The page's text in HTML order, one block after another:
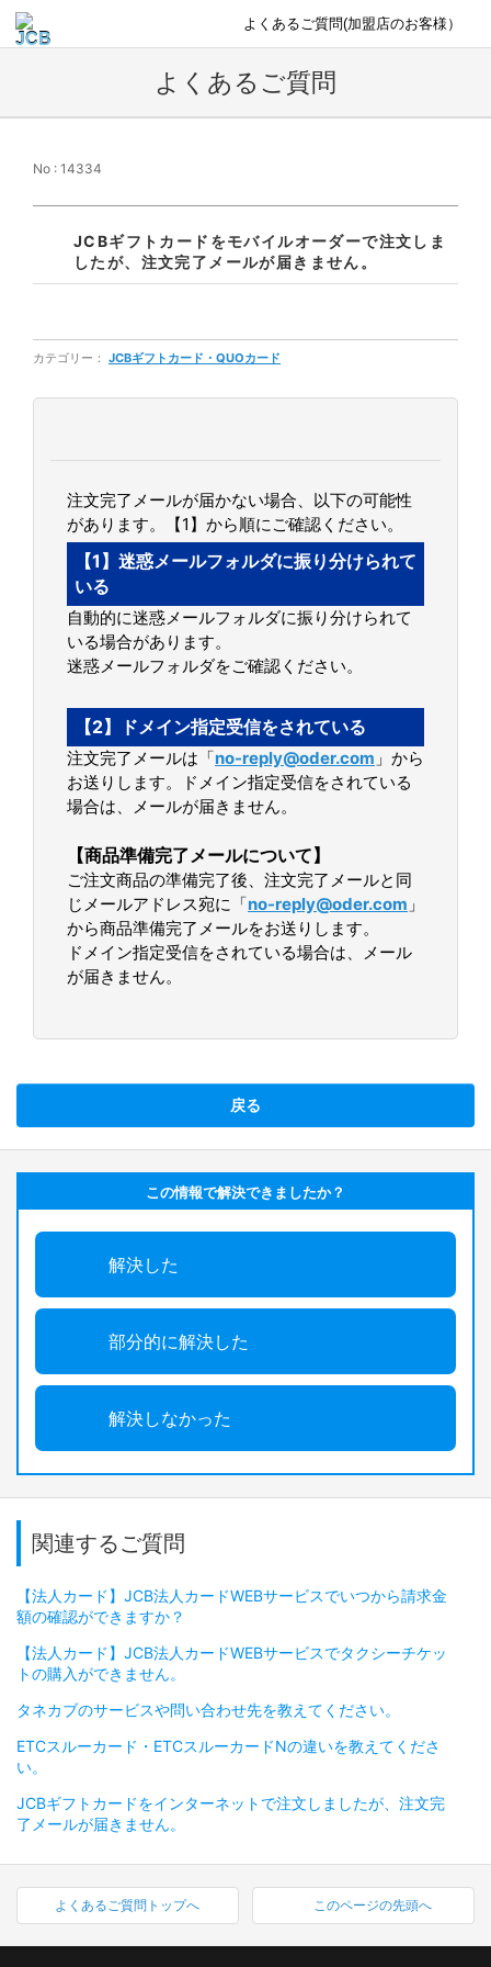
よくあるご質問(加盟店のお客様）
よくあるご質問
No : 14334
JCBギフトカードをモバイルオーダーで注文しま
したが、注文完了メールが届きません。
カテゴリー： JCBギフトカード・QUOカード
注文完了メールが届かない場合、以下の可能性
があります。【1】から順にご確認ください。
【1】迷惑メールフォルダに振り分けられて
いる
自動的に迷惑メールフォルダに振り分けられて
いる場合があります。
迷惑メールフォルダをご確認ください。
【2】ドメイン指定受信をされている
注文完了メールは「no-reply@oder.com 」から
お送りします。ドメイン指定受信をされている
場合は、メールが届きません。
【商品準備完了メールについて】
ご注文商品の準備完了後、注文完了メールと同
じメールアドレス宛に「no-reply@oder.com 」
から商品準備完了メールをお送りします。
ドメイン指定受信をされている場合は、メール
が届きません。
戻る
この情報で解決できましたか？
解決した
部分的に解決した
解決しなかった
関連するご質問
【法人カード】JCB法人カードWEBサービスでいつから請求金
額の確認ができますか？
【法人カード】JCB法人カードWEBサービスでタクシーチケッ
トの購入ができません。
タネカブのサービスや問い合わせ先を教えてください。
ETCスルーカード・ETCスルーカードNの違いを教えてくださ
い。
JCBギフトカードをインターネットで注文しましたが、注文完
了メールが届きません。
よくあるご質問トップへ このページの先頭へ